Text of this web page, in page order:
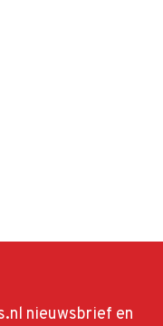
nieuwsbrief en